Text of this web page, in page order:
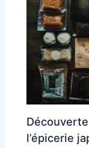
l’épicerie